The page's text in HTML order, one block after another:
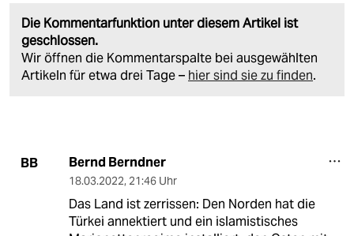
Die Kommentarfunktion unter diesem Artikel ist
geschlossen.
Wir öffnen die Kommentarspalte bei ausgewählten
Artikeln für etwa drei Tage – hier sind sie zu finden.
BB Bernd Berndner
18.03.2022, 21:46 Uhr
Das Land ist zerrissen: Den Norden hat die
Türkei annektiert und ein islamistisches